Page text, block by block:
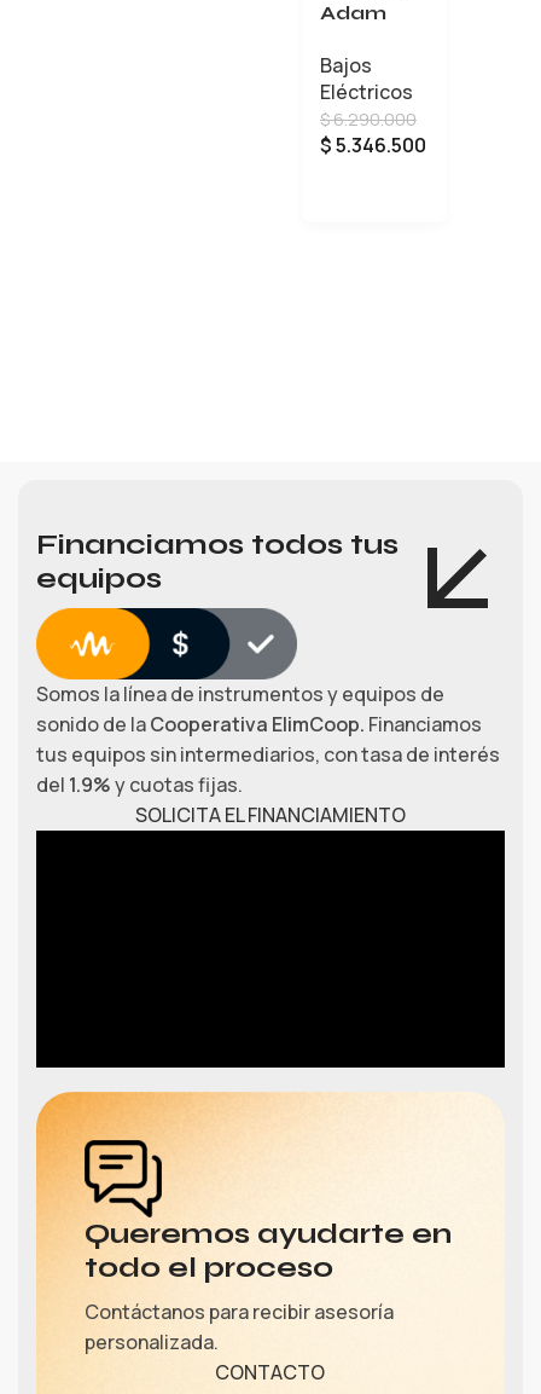
Adam
e
Signature
Bajos
Eléctricos
$6.290.000
$5.346.500
Financiamos todos tus
equipos
Somos la línea de instrumentos y equipos de
sonido de laCooperativa ElimCoop. Financiamos
tus equipos sin intermediarios, con tasa de interés
del 1.9%y cuotas fijas.
SOLICITA EL FINANCIAMIENTO
Queremos ayudarte en
todo el proceso
Contáctanos para recibir asesoría
personalizada.
CONTACTO